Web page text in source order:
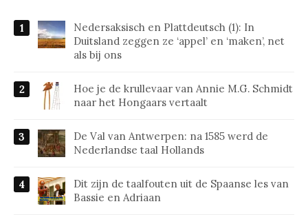
Nedersaksisch en Plattdeutsch (1): In
Duitsland zeggen ze ‘appel’ en ‘maken’, net
als bij ons
Hoe je de krullevaar van Annie M.G. Schmidt
naar het Hongaars vertaalt
De Val van Antwerpen: na 1585 werd de
Nederlandse taal Hollands
Dit zijn de taalfouten uit de Spaanse les van
Bassie en Adriaan